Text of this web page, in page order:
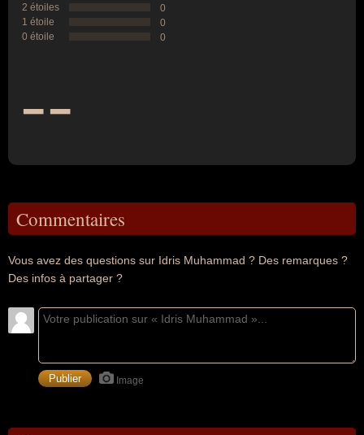
2 étoiles
0
1 étoile
0
0 étoile
0
--
Commentaires
Vous avez des questions sur Idris Muhammad ? Des remarques ?
Des infos à partager ?
Image